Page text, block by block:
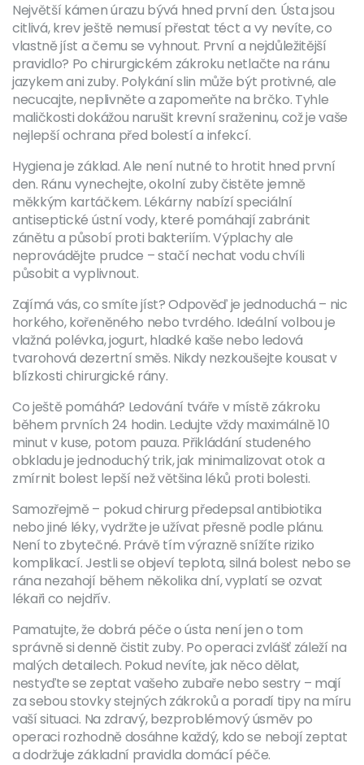
Největší kámen úrazu bývá hned první den. Ústa jsou
citlivá, krev ještě nemusí přestat téct a vy nevíte, co
vlastně jíst a čemu se vyhnout. První a nejdůležitější
pravidlo? Po chirurgickém zákroku netlačte na ránu
jazykem ani zuby. Polykání slin může být protivné, ale
necucajte, neplivněte a zapomeňte na brčko. Tyhle
maličkosti dokážou narušit krevní sraženinu, což je vaše
nejlepší ochrana před bolestí a infekcí.
Hygiena je základ. Ale není nutné to hrotit hned první
den. Ránu vynechejte, okolní zuby čistěte jemně
měkkým kartáčkem. Lékárny nabízí speciální
antiseptické ústní vody, které pomáhají zabránit
zánětu a působí proti bakteriím. Výplachy ale
neprovádějte prudce – stačí nechat vodu chvíli
působit a vyplivnout.
Zajímá vás, co smíte jíst? Odpověď je jednoduchá – nic
horkého, kořeněného nebo tvrdého. Ideální volbou je
vlažná polévka, jogurt, hladké kaše nebo ledová
tvarohová dezertní směs. Nikdy nezkoušejte kousat v
blízkosti chirurgické rány.
Co ještě pomáhá? Ledování tváře v místě zákroku
během prvních 24 hodin. Ledujte vždy maximálně 10
minut v kuse, potom pauza. Přikládání studeného
obkladu je jednoduchý trik, jak minimalizovat otok a
zmírnit bolest lepší než většina léků proti bolesti.
Samozřejmě – pokud chirurg předepsal antibiotika
nebo jiné léky, vydržte je užívat přesně podle plánu.
Není to zbytečné. Právě tím výrazně snížíte riziko
komplikací. Jestli se objeví teplota, silná bolest nebo se
rána nezahojí během několika dní, vyplatí se ozvat
lékaři co nejdřív.
Pamatujte, že dobrá péče o ústa není jen o tom
správně si denně čistit zuby. Po operaci zvlášť záleží na
malých detailech. Pokud nevíte, jak něco dělat,
nestyďte se zeptat vašeho zubaře nebo sestry – mají
za sebou stovky stejných zákroků a poradí tipy na míru
vaší situaci. Na zdravý, bezproblémový úsměv po
operaci rozhodně dosáhne každý, kdo se nebojí zeptat
a dodržuje základní pravidla domácí péče.